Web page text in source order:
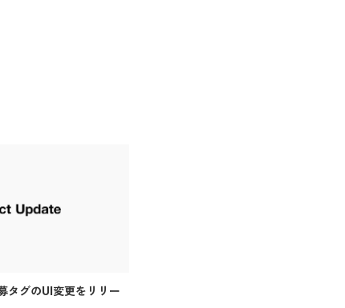
タグのUI変更をリリー